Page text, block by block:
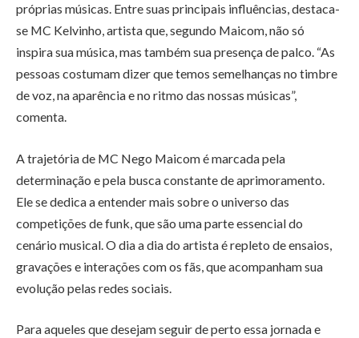
próprias músicas. Entre suas principais influências, destaca-
se MC Kelvinho, artista que, segundo Maicom, não só
inspira sua música, mas também sua presença de palco. “As
pessoas costumam dizer que temos semelhanças no timbre
de voz, na aparência e no ritmo das nossas músicas”,
comenta.
A trajetória de MC Nego Maicom é marcada pela
determinação e pela busca constante de aprimoramento.
Ele se dedica a entender mais sobre o universo das
competições de funk, que são uma parte essencial do
cenário musical. O dia a dia do artista é repleto de ensaios,
gravações e interações com os fãs, que acompanham sua
evolução pelas redes sociais.
Para aqueles que desejam seguir de perto essa jornada e